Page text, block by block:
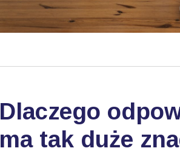
Dlaczego
ma tak duże